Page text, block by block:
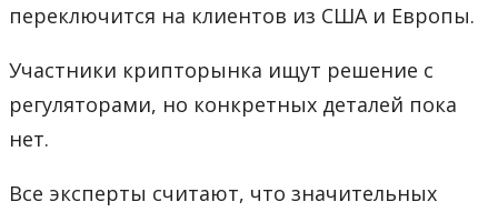
переключится на клиентов из США и Европы.
Участники крипторынка ищут решение с
регуляторами, но конкретных деталей пока
нет.
Все эксперты считают, что значительных